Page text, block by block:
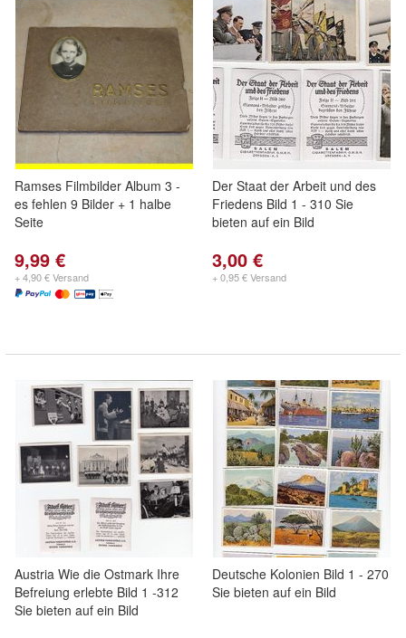
Ramses Filmbilder Album 3 -
es fehlen 9 Bilder + 1 halbe
Seite
9,99 €
+ 4,90 € Versand
Der Staat der Arbeit und des
Friedens Bild 1 - 310 Sie
bieten auf ein Bild
3,00 €
+ 0,95 € Versand
Austria Wie die Ostmark Ihre
Befreiung erlebte Bild 1 -312
Sie bieten auf ein Bild
Deutsche Kolonien Bild 1 - 270
Sie bieten auf ein Bild